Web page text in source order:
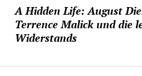
A Hidden Life: August
Terrence Malick und die
Widerstands